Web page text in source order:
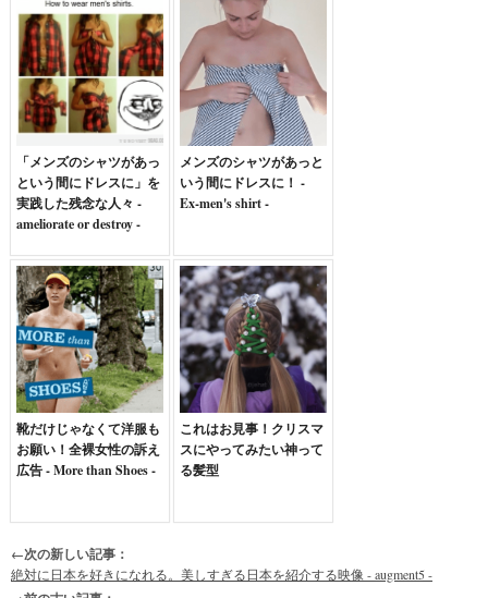
「メンズのシャツがあっ
という間にドレスに」を
実践した残念な人々 -
ameliorate or destroy -
メンズのシャツがあっと
いう間にドレスに！ -
Ex-men's shirt -
靴だけじゃなくて洋服も
お願い！全裸女性の訴え
広告 - More than Shoes -
これはお見事！クリスマ
スにやってみたい神って
る髪型
←次の新しい記事：
絶対に日本を好きになれる。美しすぎる日本を紹介する映像 - augment5 -